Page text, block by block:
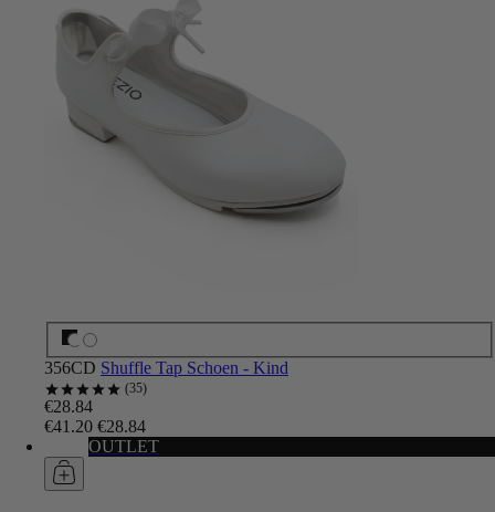
356CD Shuffle Tap Schoen - Kind
35
€28.84
€41.20 €28.84
OUTLET